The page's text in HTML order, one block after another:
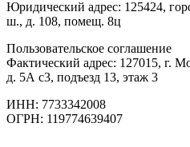
Юридический адрес: 125424,
ш., д. 108, помещ. 8ц
Пользовательское соглашение
Фактический адрес: 127015, г.
д. 5А с3, подъезд 13, этаж 3
ИНН: 7733342008
ОГРН: 119774639407